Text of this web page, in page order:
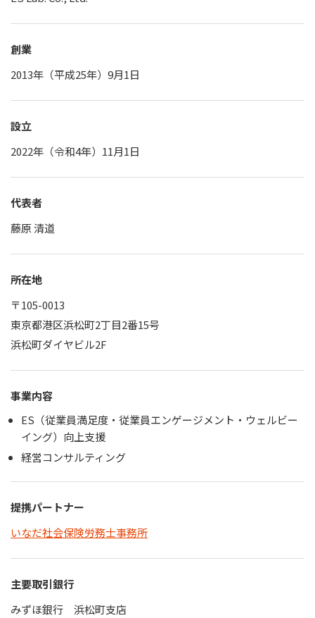
創業
2013年（平成25年）9月1日
設立
2022年（令和4年）11月1日
代表者
藤原 清道
所在地
〒105-0013
東京都港区浜松町2丁目2番15号
浜松町ダイヤビル2F
事業内容
ES（従業員満足度・従業員エンゲージメント・ウェルビー
イング）向上支援
経営コンサルティング
提携パートナー
いなだ社会保険労務士事務所
主要取引銀行
みずほ銀行 浜松町支店